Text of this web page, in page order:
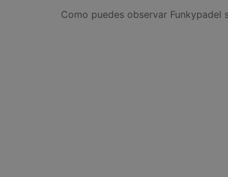
Como puedes observar Funkypadel